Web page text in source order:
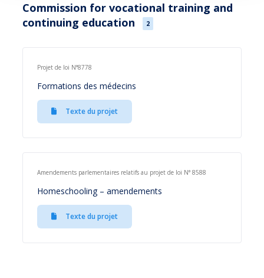
Commission for vocational training and
continuing education
2
Projet de loi N°8778
Formations des médecins
Texte du projet
Amendements parlementaires relatifs au projet de loi N° 8588
Homeschooling – amendements
Texte du projet